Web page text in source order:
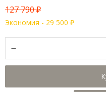
127 790₽
Экономия - 29 500 ₽